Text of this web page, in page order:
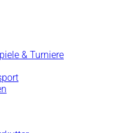
& Turniere